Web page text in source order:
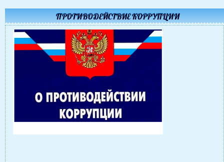
ПРОТИВОДЕЙСТВИЕ КОРРУПЦИИ